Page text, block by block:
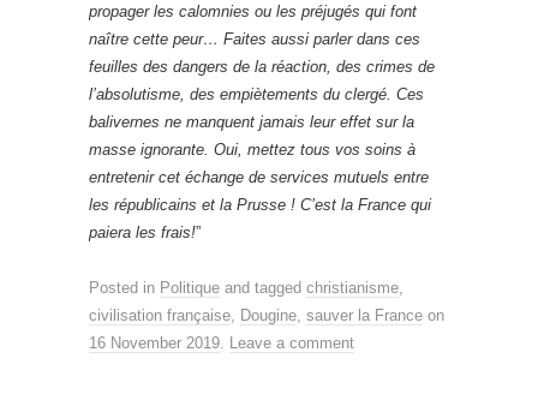
propager les calomnies ou les préjugés qui font
naître cette peur… Faites aussi parler dans ces
feuilles des dangers de la réaction, des crimes de
l’absolutisme, des empiètements du clergé. Ces
balivernes ne manquent jamais leur effet sur la
masse ignorante. Oui, mettez tous vos soins à
entretenir cet échange de services mutuels entre
les républicains et la Prusse ! C’est la France qui
paiera les frais!”
Posted in Politique and tagged christianisme
civilisation française Dougine sauver la France on
16 November 2019 Leave a comment